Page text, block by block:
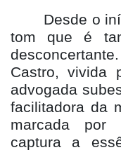
Desde o
tom que é
Castro, vivida
advogada
facilitadora da
marcada por
captura a